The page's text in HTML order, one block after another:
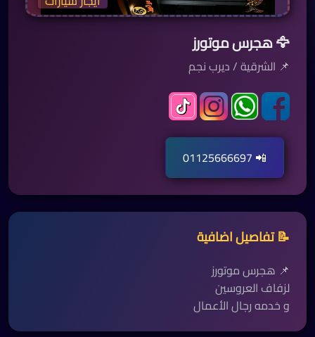
🦅 هجرس موتورز
📌 الشرقية / ديرب نجم
📲 01125666697
📝 تفاصيل اضافية
📌 هجرس موتورز
لزفاف العروسين
و خدمه رجال الأعمال
السبت
00:00 , الى 01:00
الأحد
00:00 , الى 01:00